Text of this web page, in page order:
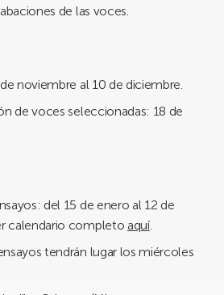
de las voces.
noviembre al 10 de diciembre.
de voces seleccionadas: 18 de
del 15 de enero al 12 de
calendario completo aquí.
tendrán lugar los miércoles